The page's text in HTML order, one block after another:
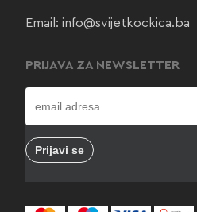
Email: info@svijetkockica.ba
PRIJAVA ZA NEWSLETTER